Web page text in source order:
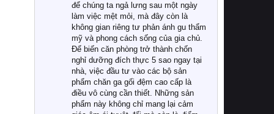
để chúng ta ngả lưng sau một ngày
làm việc mệt mỏi, mà đây còn là
không gian riêng tư phản ánh gu thẩm
mỹ và phong cách sống của gia chủ.
Để biến căn phòng trở thành chốn
nghỉ dưỡng đích thực 5 sao ngay tại
nhà, việc đầu tư vào các bộ sản
phẩm chăn ga gối đệm cao cấp là
điều vô cùng cần thiết. Những sản
phẩm này không chỉ mang lại cảm